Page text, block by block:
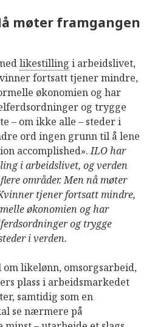
møter framgangen
likestilling i arbeidslivet,
fortsatt tjener mindre,
økonomien og har
og trygge
– om ikke alle – steder i
ord ingen grunn til å lene
accomplished».ILO har
i arbeidslivet, og verden
områder. Men nå møter
tjener fortsatt mindre,
økonomien og har
og trygge
i verden.
likelønn, omsorgsarbeid,
plass i arbeidsmarkedet
samtidig som en
se nærmere på